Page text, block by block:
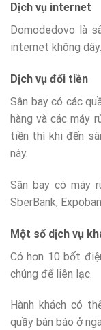
Dịch vụ internet
Domodedovo là
internet không dây.
Dịch vụ đổi tiền
Sân bay có các
hàng và các máy
tiền thì khi đến
này.
Sân bay có máy
SberBank,
Một số dịch vụ
Có hơn 10 bốt
chúng để liên lạc.
Hành khách có
quầy bán báo ở